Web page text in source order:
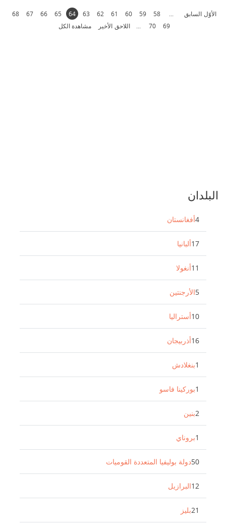
الأوّل السابق 58
59
60
61
62
63
64
65
66
67
68
69
70 اللاحق الأخير مشاهدة الكل
البلدان
أفغانستان4
ألبانيا17
أنغولا11
الأرجنتين5
أستراليا10
أذربيجان16
بنغلادش1
بوركينا فاسو1
بنين2
بروناي1
دولة بوليفيا المتعددة القوميات50
البرازيل12
بليز21